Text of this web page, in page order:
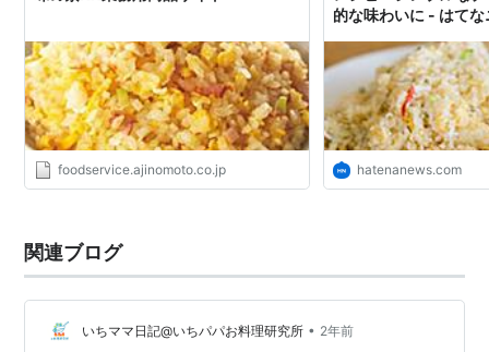
foodservice.ajinomoto.co.jp
的な味わいに - はて
hatenanews.com
関連ブログ
いちママ日記@いちパパお料理研究所 • 2年前